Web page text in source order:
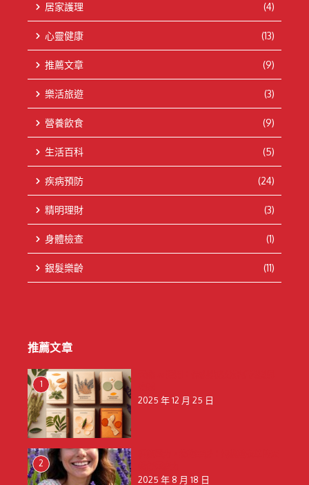
居家護理 (4)
心靈健康 (13)
推薦文章 (9)
樂活旅遊 (3)
營養飲食 (9)
生活百科 (5)
疾病預防 (24)
精明理財 (3)
身體檢查 (1)
銀髮樂齡 (11)
推薦文章
1
2025 年 12 月 25 日
2
2025 年 8 月 18 日